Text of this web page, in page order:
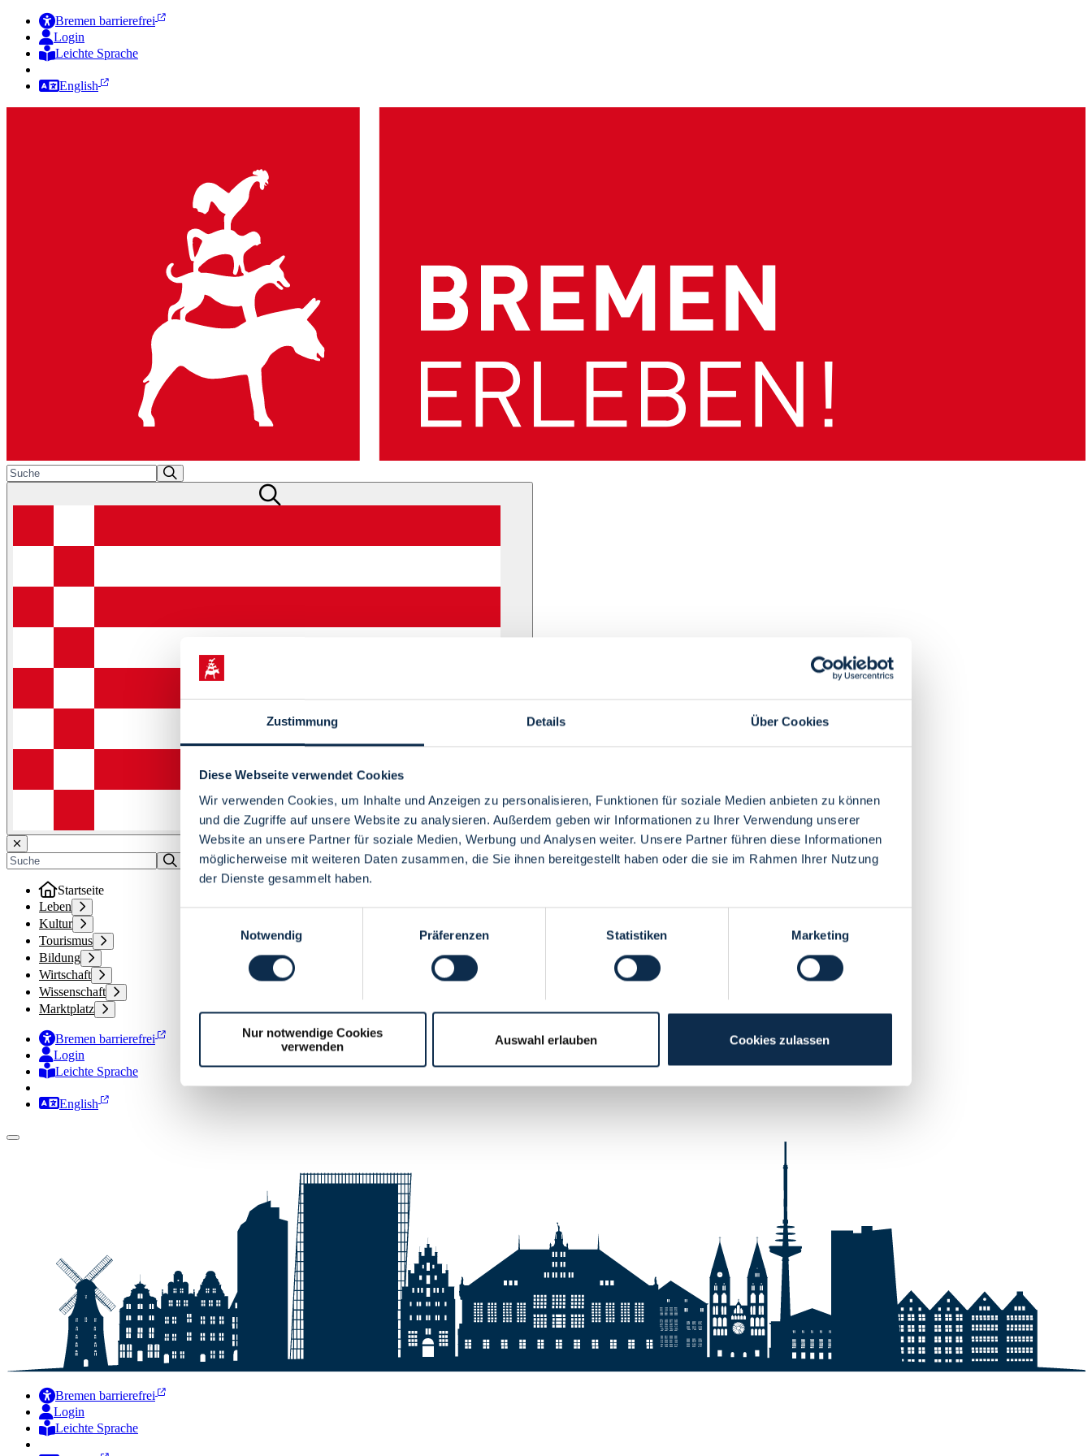
Zustimmung Details Über Cookies
Diese Webseite verwendet Cookies
Wir verwenden Cookies, um Inhalte und Anzeigen zu personalisieren, Funktionen für soziale Medien anbieten zu können
und die Zugriffe auf unsere Website zu analysieren. Außerdem geben wir Informationen zu Ihrer Verwendung unserer
Website an unsere Partner für soziale Medien, Werbung und Analysen weiter. Unsere Partner führen diese Informationen
möglicherweise mit weiteren Daten zusammen, die Sie ihnen bereitgestellt haben oder die sie im Rahmen Ihrer Nutzung
der Dienste gesammelt haben.
Notwendig
Präferenzen Statistiken Marketing
Nur notwendige Cookies
verwenden
Auswahl erlauben Cookies zulassen
Bremen barrierefrei
Login
Leichte Sprache
English
Menü
Startseite
Leben
Kultur
Tourismus
Bildung
Wirtschaft
Wissenschaft
Marktplatz
Bremen barrierefrei
Login
Leichte Sprache
Zur Deutschen Gebärdensprache
English
Bremen barrierefrei
Login
Leichte Sprache